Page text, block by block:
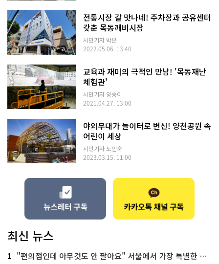
전통시장 갈 맛나네! 주차장과 공유센터
갖춘 목동깨비시장
시민기자 박분
2022.05.06. 13:40
교육과 재미의 극적인 만남! '목동재난
체험관'
시민기자 양송이
2021.04.27. 13:00
야외무대가 놀이터로 변신! 양천공원 속
어린이 세상
시민기자 노인숙
2023.03.15. 11:00
최신 뉴스
1 "편의점인데 아무것도 안 팔아요" 서울에서 가장 특별한 편의점의 정체